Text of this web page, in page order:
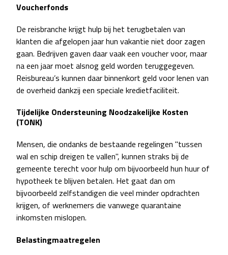
Voucherfonds
De reisbranche krijgt hulp bij het terugbetalen van
klanten die afgelopen jaar hun vakantie niet door zagen
gaan. Bedrijven gaven daar vaak een voucher voor, maar
na een jaar moet alsnog geld worden teruggegeven.
Reisbureau’s kunnen daar binnenkort geld voor lenen van
de overheid dankzij een speciale kredietfaciliteit.
Tijdelijke Ondersteuning Noodzakelijke Kosten
(TONK)
Mensen, die ondanks de bestaande regelingen "tussen
wal en schip dreigen te vallen", kunnen straks bij de
gemeente terecht voor hulp om bijvoorbeeld hun huur of
hypotheek te blijven betalen. Het gaat dan om
bijvoorbeeld zelfstandigen die veel minder opdrachten
krijgen, of werknemers die vanwege quarantaine
inkomsten mislopen.
Belastingmaatregelen